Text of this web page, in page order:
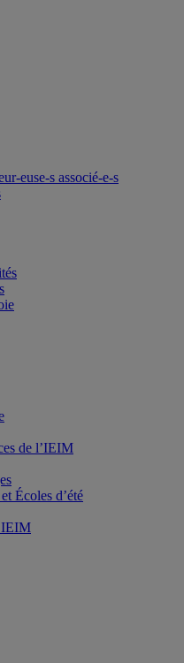
euse-s associé-e-s
de l’IEIM
Écoles d’été